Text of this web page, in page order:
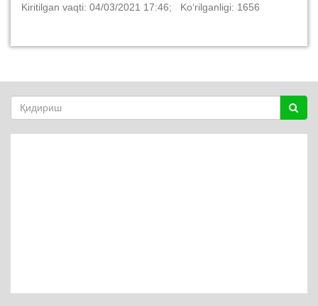
Kiritilgan vaqti: 04/03/2021 17:46; Ko‘rilganligi: 1656